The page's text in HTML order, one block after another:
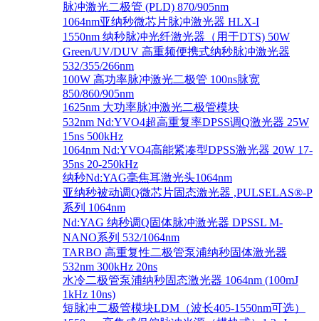
脉冲激光二极管 (PLD) 870/905nm
1064nm亚纳秒微芯片脉冲激光器 HLX-I
1550nm 纳秒脉冲光纤激光器（用于DTS) 50W
Green/UV/DUV 高重频便携式纳秒脉冲激光器
532/355/266nm
100W 高功率脉冲激光二极管 100ns脉宽
850/860/905nm
1625nm 大功率脉冲激光二极管模块
532nm Nd:YVO4超高重复率DPSS调Q激光器 25W
15ns 500kHz
1064nm Nd:YVO4高能紧凑型DPSS激光器 20W 17-
35ns 20-250kHz
纳秒Nd:YAG毫焦耳激光头1064nm
亚纳秒被动调Q微芯片固态激光器 ,PULSELAS®-P
系列 1064nm
Nd:YAG 纳秒调Q固体脉冲激光器 DPSSL M-
NANO系列 532/1064nm
TARBO 高重复性二极管泵浦纳秒固体激光器
532nm 300kHz 20ns
水冷二极管泵浦纳秒固态激光器 1064nm (100mJ
1kHz 10ns)
短脉冲二极管模块LDM（波长405-1550nm可选）